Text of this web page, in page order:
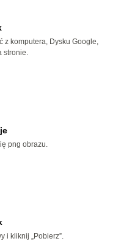
z komputera, Dysku Google,
stronie.
png obrazu.
i kliknij „Pobierz”.